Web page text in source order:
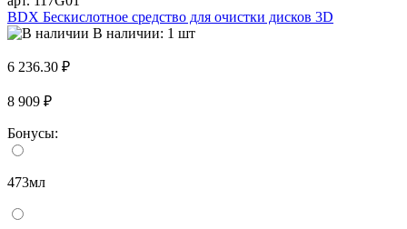
BDX Бескислотное средство для очистки дисков 3D
В наличии: 1 шт
6 236.30 ₽
8 909 ₽
Бонусы:
473мл